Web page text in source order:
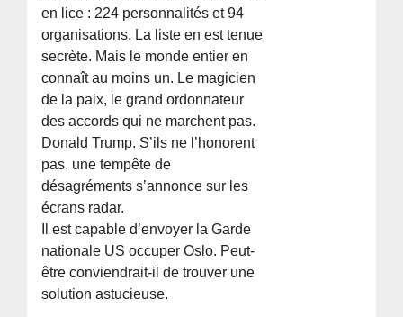
en lice : 224 personnalités et 94
organisations. La liste en est tenue
secrète. Mais le monde entier en
connaît au moins un. Le magicien
de la paix, le grand ordonnateur
des accords qui ne marchent pas.
Donald Trump. S’ils ne l’honorent
pas, une tempête de
désagréments s’annonce sur les
écrans radar.
Il est capable d’envoyer la Garde
nationale US occuper Oslo. Peut-
être conviendrait-il de trouver une
solution astucieuse.